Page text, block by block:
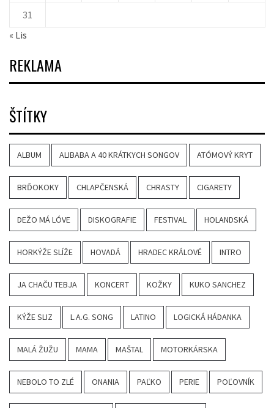
31
« Lis
REKLAMA
ŠTÍTKY
ALBUM ALIBABA A 40 KRÁTKYCH SONGOV ATÓMOVÝ KRYT
BRĎOKOKY CHLAPČENSKÁ CHRASTY CIGARETY
DEŽO MÁ LÓVE DISKOGRAFIE FESTIVAL HOLANDSKÁ
HORKÝŽE SLÍŽE HOVADÁ HRADEC KRÁLOVÉ INTRO
JA CHAČU TEBJA KONCERT KOŽKY KUKO SANCHEZ
KÝŽE SLIZ L.A.G. SONG LATINO LOGICKÁ HÁDANKA
MALÁ ŽUŽU MAMA MAŠTAL MOTORKÁRSKA
NEBOLO TO ZLÉ ONANIA PAĽKO PERIE POĽOVNÍK